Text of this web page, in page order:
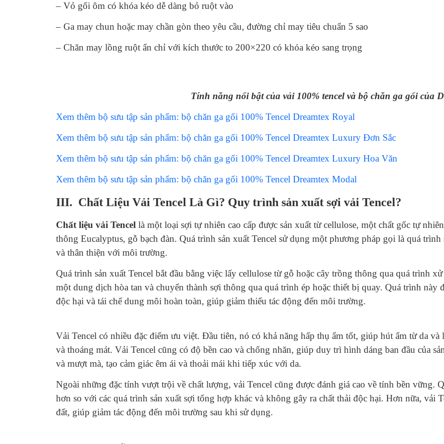
– Vỏ gối ôm có khóa kéo dễ dàng bỏ ruột vào
– Ga may chun hoặc may chần gòn theo yêu cầu, đường chỉ may tiêu chuẩn 5 sao
– Chăn may lồng ruột ẩn chỉ với kích thước to 200×220 có khóa kéo sang trọng
Tính năng nổi bật của vải 100% tencel và bộ chăn ga gối của
Xem thêm bộ sưu tập sản phẩm: bộ chăn ga gối 100% Tencel Dreamtex Royal
Xem thêm bộ sưu tập sản phẩm: bộ chăn ga gối 100% Tencel Dreamtex Luxury Đơn Sắc
Xem thêm bộ sưu tập sản phẩm: bộ chăn ga gối 100% Tencel Dreamtex Luxury Hoa Văn
Xem thêm bộ sưu tập sản phẩm: bộ chăn ga gối 100% Tencel Dreamtex Modal
III. Chất Liệu Vải Tencel Là Gì? Quy trình sản xuất sợi vải Tencel?
Chất liệu vải Tencel là một loại sợi tự nhiên cao cấp được sản xuất từ cellulose, một chất gốc tự
thông Eucalyptus, gỗ bạch đàn. Quá trình sản xuất Tencel sử dụng một phương pháp gọi là quá
và thân thiện với môi trường.
Quá trình sản xuất Tencel bắt đầu bằng việc lấy cellulose từ gỗ hoặc cây trồng thông qua quá trình
một dung dịch hòa tan và chuyển thành sợi thông qua quá trình ép hoặc thiết bị quay. Quá trình
độc hại và tái chế dung môi hoàn toàn, giúp giảm thiểu tác động đến môi trường.
Vải Tencel có nhiều đặc điểm ưu việt. Đầu tiên, nó có khả năng hấp thụ ẩm tốt, giúp hút ẩm từ da
và thoáng mát. Vải Tencel cũng có độ bền cao và chống nhăn, giúp duy trì hình dáng ban đầu của
và mượt mà, tạo cảm giác êm ái và thoải mái khi tiếp xúc với da.
Ngoài những đặc tính vượt trội về chất lượng, vải Tencel cũng được đánh giá cao về tính bền vững.
hơn so với các quá trình sản xuất sợi tổng hợp khác và không gây ra chất thải độc hại. Hơn nữa, vải
đất, giúp giảm tác động đến môi trường sau khi sử dụng.